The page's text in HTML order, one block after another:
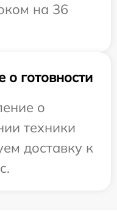
на 36
готовности
о
техники
доставку к